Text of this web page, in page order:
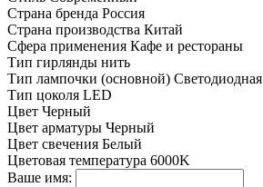
Страна бренда Россия
Страна производства Китай
Сфера применения Кафе и рестораны
Тип гирлянды нить
Тип лампочки (основной) Светодиодная
Тип цоколя LED
Цвет Черный
Цвет арматуры Черный
Цвет свечения Белый
Цветовая температура 6000K
Ваше имя: